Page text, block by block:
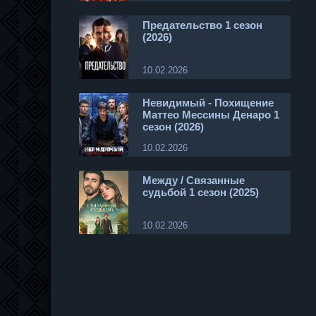
Предательство 1 сезон
(2026)
10.02.2026
Невидимый - Похищение
Маттео Мессины Денаро 1
сезон (2026)
10.02.2026
Между / Связанные
судьбой 1 сезон (2025)
10.02.2026